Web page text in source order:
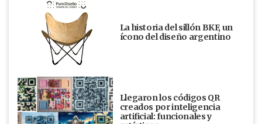
La historia del sillón BKF, un
ícono del diseño argentino
Llegaron los códigos QR
creados por inteligencia
artificial: funcionales y